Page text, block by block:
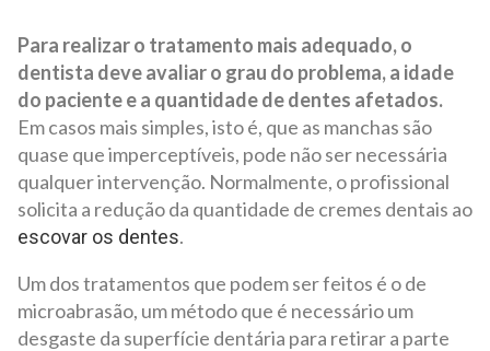
Para realizar o tratamento mais adequado, o
dentista deve avaliar o grau do problema, a idade
do paciente e a quantidade de dentes afetados.
Em casos mais simples, isto é, que as manchas são
quase que imperceptíveis, pode não ser necessária
qualquer intervenção. Normalmente, o profissional
solicita a redução da quantidade de cremes dentais ao
escovar os dentes.
Um dos tratamentos que podem ser feitos é o de
microabrasão, um método que é necessário um
desgaste da superfície dentária para retirar a parte